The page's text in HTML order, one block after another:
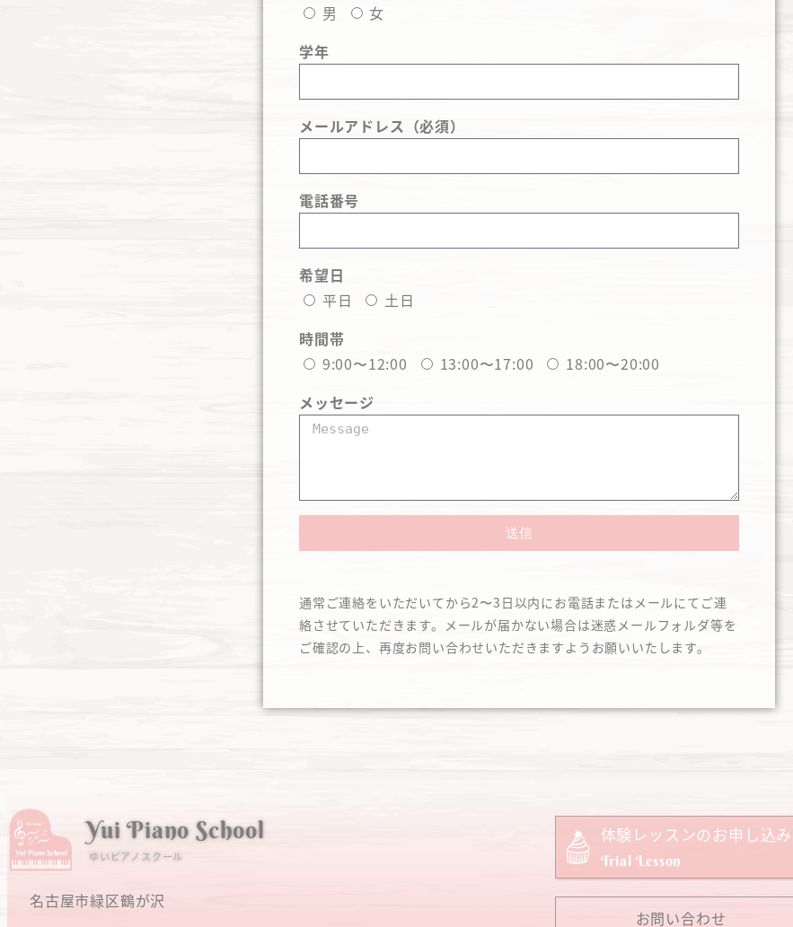
男
女
学年
メールアドレス（必須）
電話番号
希望日
平日
土日
時間帯
9:00〜12:00
13:00〜17:00
18:00〜20:00
メッセージ
送信
通常ご連絡をいただいてから2〜3日以内にお電話またはメールにてご連
絡させていただきます。メールが届かない場合は迷惑メールフォルダ等を
ご確認の上、再度お問い合わせいただきますようお願いいたします。
Yui Piano School
ゆいピアノスクール
名古屋市緑区鶴が沢
体験レッスンのお申し込み
Trial Lesson
お問い合わせ